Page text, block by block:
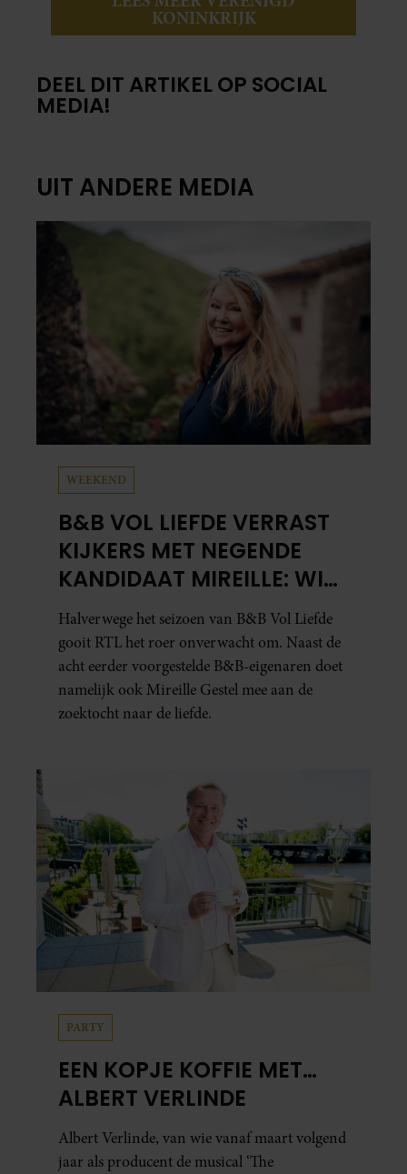
KONINKRIJK
DEEL DIT ARTIKEL OP SOCIAL
MEDIA!
UIT ANDERE MEDIA
WEEKEND
B&B VOL LIEFDE VERRAST
KIJKERS MET NEGENDE
KANDIDAAT MIREILLE: WIE
IS ZIJ EIGENLIJK?
Halverwege het seizoen van B&B Vol Liefde
gooit RTL het roer onverwacht om. Naast de
acht eerder voorgestelde B&B-eigenaren doet
namelijk ook Mireille Gestel mee aan de
zoektocht naar de liefde.
PARTY
EEN KOPJE KOFFIE MET…
ALBERT VERLINDE
Albert Verlinde, van wie vanaf maart volgend
jaar als producent de musical ‘The